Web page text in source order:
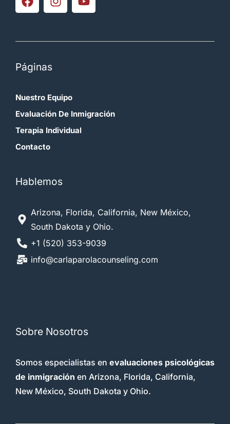
Páginas
Nuestro Equipo
Evaluación De Inmigración
Terapia Individual
Contacto
Hablemos
Arizona, Florida, California, New México,
South Dakota y Ohio.
+1 (520) 353-9039
info@carlaparolacounseling.com
Sobre Nosotros
Somos especialistas en evaluaciones psicológicas
de inmigración en Arizona, Florida, California,
New México, South Dakota y Ohio.